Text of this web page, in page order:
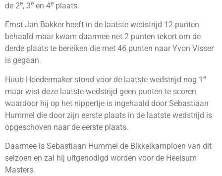
de 2e, 3e en 4e plaats.
Ernst Jan Bakker heeft in de laatste wedstrijd 12 punten
behaald maar kwam daarmee net 2 punten tekort om de
derde plaats te bereiken die met 46 punten naar Yvon Visser
is gegaan.
Huub Hoedermaker stond voor de laatste wedstrijd nog 1 e
maar wist deze laatste wedstrijd geen punten te scoren
waardoor hij op het nippertje is ingehaald door Sebastiaan
Hummel die door zijn eerste plaats in de laatste wedstrijd is
opgeschoven naar de eerste plaats.
Daarmee is Sebastiaan Hummel de Bikkelkampioen van dit
seizoen en zal hij uitgenodigd worden voor de Heelsum
Masters.